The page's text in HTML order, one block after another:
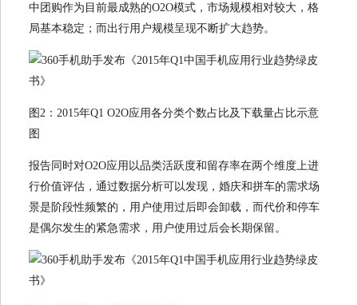
中团购作为目前最成熟的O2O模式，市场规模相对较大，格
局基本稳定；而出行用户规模呈现不断扩大趋势。
图2：2015年Q1 O2O应用各分类个数占比及下载量占比示意
图
报告同时对O2O应用以品类活跃度和留存率在两个维度上进
行价值评估，通过数据分析可以发现，婚庆和拼车的需求场
景是阶段性频繁的，用户使用过后即会卸载，而代价和停车
是偶尔发生的紧急需求，用户使用过后会长期保留。